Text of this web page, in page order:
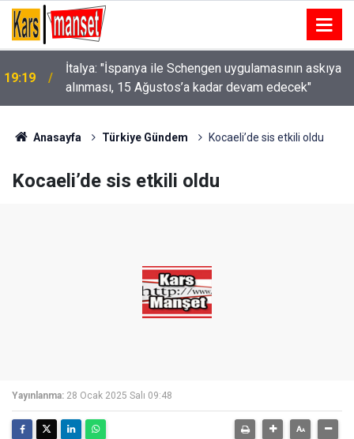
19:19
İtalya: "İspanya ile Schengen uygulamasının askıya
alınması, 15 Ağustos’a kadar devam edecek"
Anasayfa Türkiye Gündem Kocaeli’de sis etkili oldu
Kocaeli’de sis etkili oldu
Yayınlanma: 28 Ocak 2025 Salı 09:48